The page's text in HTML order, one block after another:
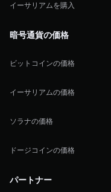
イーサリアムを購入
暗号通貨の価格
ビットコインの価格
イーサリアムの価格
ソラナの価格
ドージコインの価格
パートナー